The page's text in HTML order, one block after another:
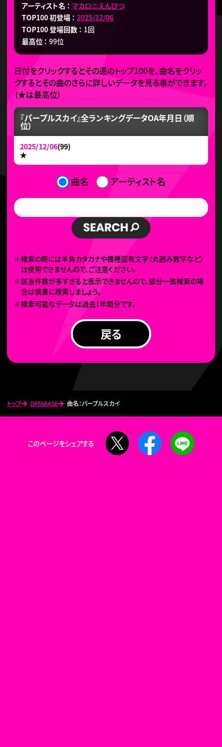
トップ DATABASE 曲名：パープルスカイ
アーティスト名
マカロニえんぴつ
TOP100 初登場
2025/12/06
TOP100 登場回数
1回
最高位
99位
日付をクリックするとその週のトップ100を、曲名をクリッ
クするとその曲のさらに詳しいデータを見る事ができます。
（★は最高位）
『パープルスカイ』全ランキングデータOA年月日（順
位）
2025/12/06(99)
★
曲名 アーティスト名
※検索の際には半角カタカナや機種固有文字（丸囲み数字など）
は使用できませんので、ご注意ください。
※該当件数が多すぎると表示できませんので、部分一致検索の場
合は慎重に検索しましょう。
※検索可能なデータは過去1年間分です。
戻る
このページをシェアする
Facebook